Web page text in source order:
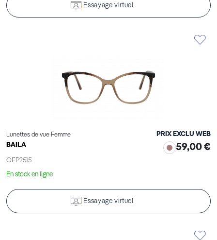
Essayage virtuel
Lunettes de vue Femme
BAILA
OFP2515
PRIX EXCLU WEB
59,00 €
En stock en ligne
Essayage virtuel